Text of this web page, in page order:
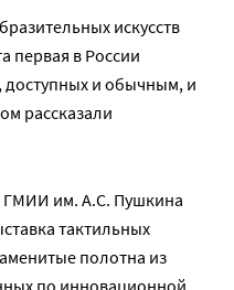
искусств
первая в России
доступных и обычным, и
рассказали
ГМИИ им. А.С. Пушкина
тактильных
полотна из
по инновационной